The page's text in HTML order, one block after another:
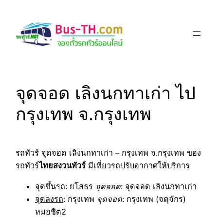
content
จุดจอด เลิงนกทาเก่า ไป
กรุงเทพ จ.กรุงเทพ
รถทัวร์ จุดจอด เลิงนกทาเก่า – กรุงเทพ จ.กรุงเทพ ของ
รถทัวร์ไทยสงวนทัวร์ มีเที่ยวรถปรับอากาศให้บริการ
จุดขึ้นรถ: ยโสธร จุดจอด: จุดจอด เลิงนกทาเก่า
จุดลงรถ: กรุงเทพ จุดจอด: กรุงเทพ (จตุจักร)
หมอชิต2